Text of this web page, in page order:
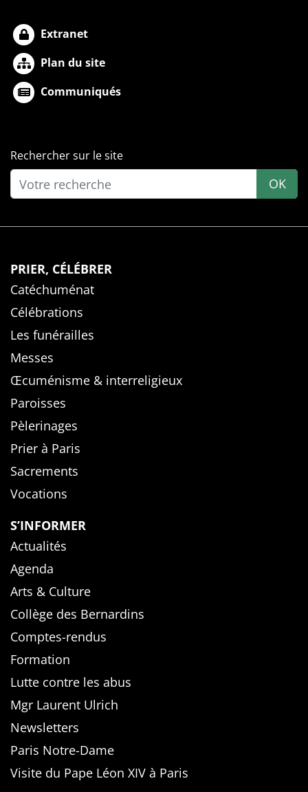
Extranet
Plan du site
Communiqués
Rechercher sur le site
OK
PRIER, CÉLÉBRER
Catéchuménat
Célébrations
Les funérailles
Messes
Œcuménisme & interreligieux
Paroisses
Pèlerinages
Prier à Paris
Sacrements
Vocations
S’INFORMER
Actualités
Agenda
Arts & Culture
Collège des Bernardins
Comptes-rendus
Formation
Lutte contre les abus
Mgr Laurent Ulrich
Newsletters
Paris Notre-Dame
Visite du Pape Léon XIV à Paris